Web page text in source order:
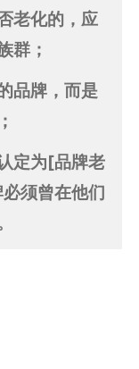
老化的，应
群；
品牌，而是
定为[品牌老
须曾在他们